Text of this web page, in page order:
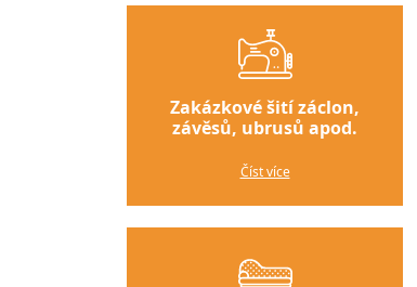
Zakázkové šití záclon,
závěsů, ubrusů apod.
Číst více